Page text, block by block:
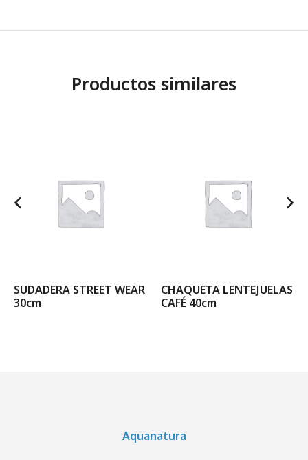
Productos similares
SUDADERA STREET WEAR
30cm
CHAQUETA LENTEJUELAS
CAFÉ 40cm
Aquanatura